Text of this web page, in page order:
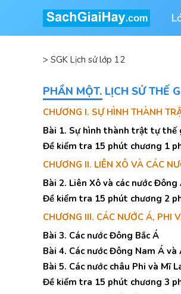
> SGK Lịch sử lớp 12
PHẦN MỘT. LỊCH SỬ THẾ
CHƯƠNG I. SỰ HÌNH THÀNH
Bài 1. Sự hình thành trật tự thế
Đề kiểm tra 15 phút chương 1
CHƯƠNG II. LIÊN XÔ VÀ CÁC
Bài 2. Liên Xô và các nước
Đề kiểm tra 15 phút chương 2
CHƯƠNG III. CÁC NƯỚC Á, PHI
Bài 3. Các nước Đông Bắc Á
Bài 4. Các nước Đông Nam Á và
Bài 5. Các nước châu Phi và Mĩ
Đề kiểm tra 15 phút chương 3